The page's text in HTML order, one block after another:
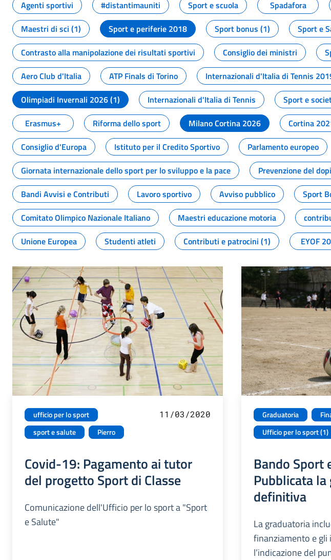
Agenti sportivi
#distantimauniti Sport e scuola Spadafora
Maestri di sci (1)
Sport e periferie 2018 Sport bonus (1) Sport e
Contrasto alla manipolazione dei risultati sportivi
Consiglio dei ministri
Aero Club d'Italia
ATP Finals di Torino Internazionali d'Italia di Tennis
Olimpiadi Invernali 2026 (1)
Internazionali d'Italia di Tennis Sport e
Erasmus+
Riforma dello sport Milano Cortina 2026 Cortina
Consiglio d'Europa
Istituto per il Credito Sportivo Parlamento europeo
Giornata internazionale dello sport per lo sviluppo e la pace
Prevenzione del
Bandi Avvisi e Contributi
Lavoro sportivo Avviso pubblico Sport
Comitato Olimpico Nazionale Italiano
Maestri educazione motoria
Unione Europea
Studenti atleti Contributi e patrocini (1) EYOF
ufficio per lo sport
sport e salute
Pierro
11/03/2020
Covid-19: Pagamento ai tutor
del progetto Sport di Classe
Comunicazione dell'Ufficio per lo sport a "Sport
e Salute"
Graduatoria
Ufficio per lo sport (1)
Bando Sport
Pubblicata
definitiva
La graduatoria
finanziamento e
l’indicazione del